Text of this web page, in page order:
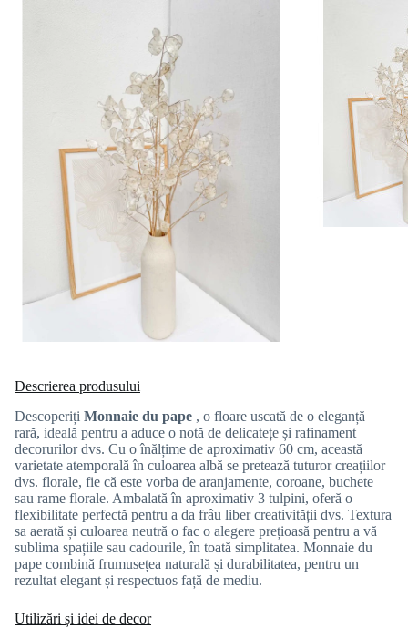
Descrierea produsului
Descoperiți Monnaie du pape , o floare uscată de o eleganță
rară, ideală pentru a aduce o notă de delicatețe și rafinament
decorurilor dvs. Cu o înălțime de aproximativ 60 cm, această
varietate atemporală în culoarea albă se pretează tuturor creațiilor
dvs. florale, fie că este vorba de aranjamente, coroane, buchete
sau rame florale. Ambalată în aproximativ 3 tulpini, oferă o
flexibilitate perfectă pentru a da frâu liber creativității dvs. Textura
sa aerată și culoarea neutră o fac o alegere prețioasă pentru a vă
sublima spațiile sau cadourile, în toată simplitatea. Monnaie du
pape combină frumusețea naturală și durabilitatea, pentru un
rezultat elegant și respectuos față de mediu.
Utilizări și idei de decor